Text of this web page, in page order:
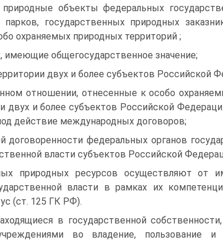
объекты федеральных
государственных природных
охраняемых природных территорий ;
общегосударственное значение;
двух и более субъектов Российской
отношении, отнесенные к особо
двух и более субъектов Российской
действие международных договоров;
федераль­ных органов
власти субъектов Российской
природных ресурсов осуще­ствляют от
власти в рамках их
(ст. 125 ГК РФ).
в государственной
во владение, пользование и